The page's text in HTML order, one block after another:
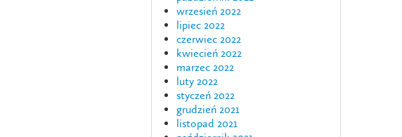
wrzesień 2022
lipiec 2022
czerwiec 2022
kwiecień 2022
marzec 2022
luty 2022
styczeń 2022
grudzień 2021
listopad 2021